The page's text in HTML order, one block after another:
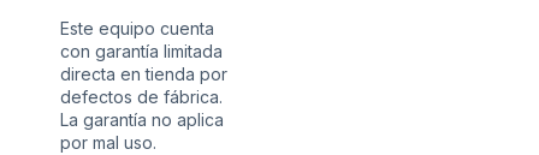
Este equipo cuenta
con garantía limitada
directa en tienda por
defectos de fábrica.
La garantía no aplica
por mal uso.